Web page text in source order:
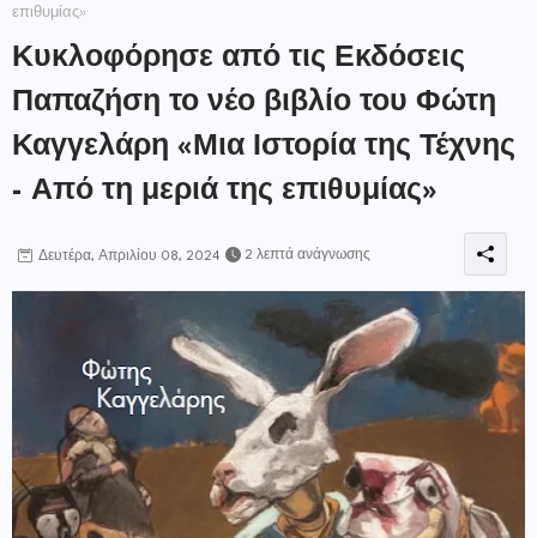
επιθυμίας»
Κυκλοφόρησε από τις Εκδόσεις
Παπαζήση το νέο βιβλίο του Φώτη
Καγγελάρη «Μια Ιστορία της Τέχνης
- Από τη μεριά της επιθυμίας»
Δευτέρα, Απριλίου 08, 2024 2 λεπτά ανάγνωσης